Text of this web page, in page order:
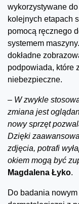
wykorzystywane
kolejnych etapach
pomocą ręcznego
systemem
dokładne
podpowiada, które
niebezpieczne.
– W zwykle
zmiana jest
nowy sprzęt
Dzięki
zdjęcia, potrafi
okiem mogą być
Magdalena Łyko.
Do badania